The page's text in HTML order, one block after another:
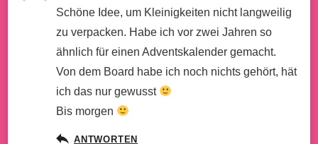
Schöne Idee, um Kleinigkeiten nicht langweilig
zu verpacken. Habe ich vor zwei Jahren so
ähnlich für einen Adventskalender gemacht.
Von dem Board habe ich noch nichts gehört, hät
ich das nur gewusst
Bis morgen
ANTWORTEN